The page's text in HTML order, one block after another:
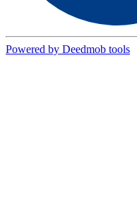
Powered by Deedmob tools